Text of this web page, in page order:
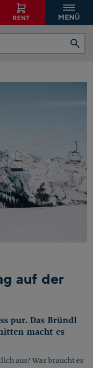
RENT MENÜ
auf der
pur. Das Bründl
macht es
aus? Was braucht es